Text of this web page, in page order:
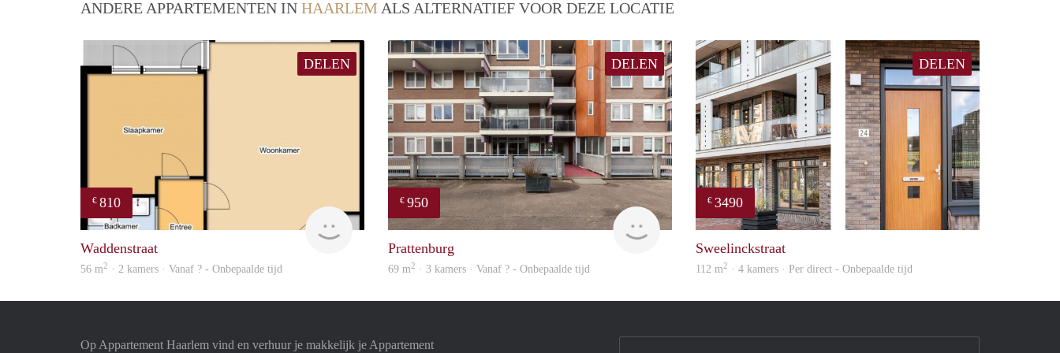
ANDERE APPARTEMENTEN IN HAARLEM ALS ALTERNATIEF VOOR DEZE LOCATIE
DELEN
€ 810
Woning
Waddenstraat
56 m2 · 2 kamers · Vanaf ? - Onbepaalde tijd
DELEN
€ 950
Woning
Prattenburg
69 m2 · 3 kamers · Vanaf ? - Onbepaalde tijd
DELEN
€ 3490
property
Sweelinckstraat
112 m2 · 4 kamers · Per direct - Onbepaalde tijd
Op Appartement Haarlem vind en verhuur je makkelijk je Appartement